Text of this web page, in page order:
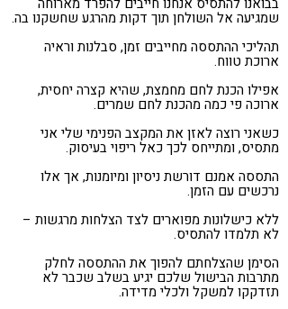
שמגיעה אל השולחן תוך דקות מהרגע שחשקנו בה.
תהליכי ההתססה מחייבים זמן, סבלנות וראיה
ארוכת טווח.
אפילו הכנת לחם מחמצת, שהיא קצרה יחסית,
ארוכה פי כמה מהכנת לחם שמרים.
כשאני רוצה לאזן את המקצב הפנימי שלי אני
מתסיס, ומתייחס לכך כאל ריפוי בעיסוק.
התססה אמנם דורשת ניסיון ומיומנות, אך אלו
נרכשים עם הזמן.
ללא כישלונות מפוארים לצד הצלחות מרגשות –
לא תלמדו להתסיס.
הסימן שהצלחתם להפוך את ההתססה לחלק
מתרבות הבישול שלכם יגיע בשלב שכבר לא
תזדקקו למשקל ולכלי מדידה.